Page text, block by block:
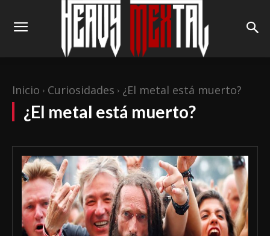
Inicio Curiosidades ¿El metal está muerto?
¿El metal está muerto?